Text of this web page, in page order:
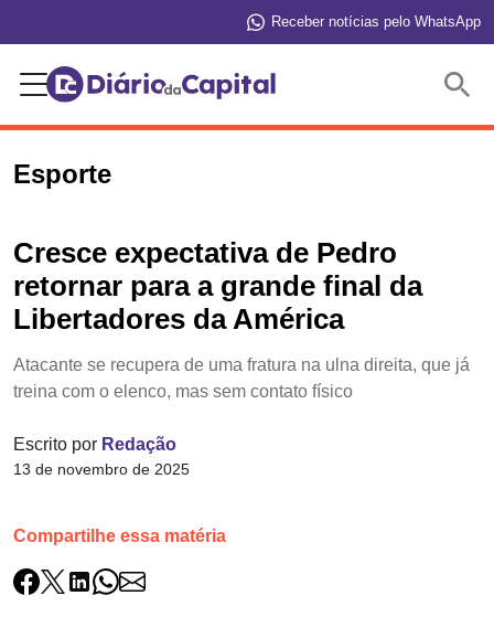
Receber notícias pelo WhatsApp
Esporte
Cresce expectativa de Pedro
retornar para a grande final da
Libertadores da América
Atacante se recupera de uma fratura na ulna direita, que já
treina com o elenco, mas sem contato físico
Escrito por Redação
13 de novembro de 2025
Compartilhe essa matéria